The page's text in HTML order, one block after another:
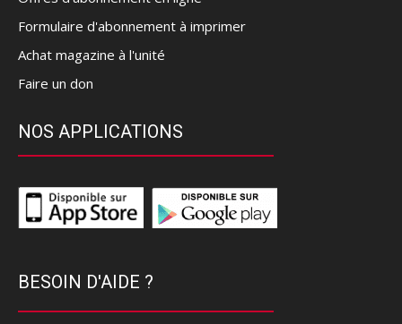
Formulaire d'abonnement à imprimer
Achat magazine à l'unité
Faire un don
NOS APPLICATIONS
BESOIN D'AIDE ?